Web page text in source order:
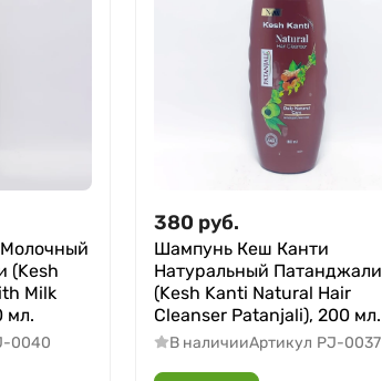
(Kesh
Milk
мл.
0040
380 руб.
Шампунь Кеш Канти
Натуральный Патанджали
(Kesh Kanti Natural Hair
Cleanser Patanjali), 200 мл.
В наличииАртикул PJ-0037